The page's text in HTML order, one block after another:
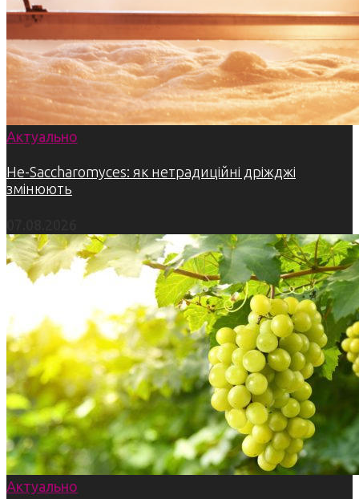
Актуально
Не-Saccharomyces: як нетрадиційні дріжджі
змінюють
Актуально